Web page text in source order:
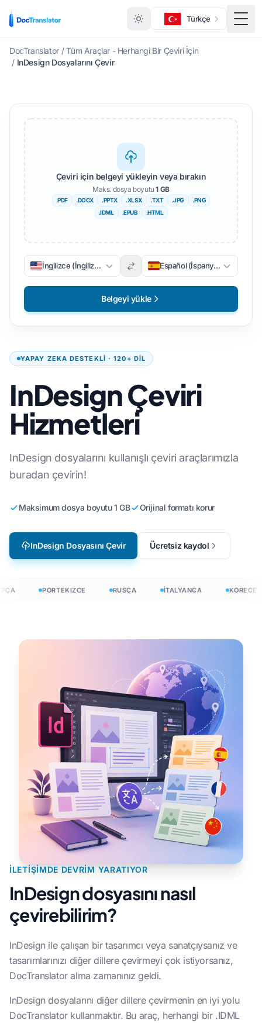
Türkçe
DocTranslator / Tüm Araçlar - Herhangi Bir Çeviri İçin
/ InDesign Dosyalarını Çevir
YAPAY ZEKA DESTEKLI · 120+ DIL
InDesign Çeviri
Hizmetleri
InDesign dosyalarını kullanışlı çeviri araçlarımızla
buradan çevirin!
Maksimum dosya boyutu 1 GB Orijinal formatı korur
InDesign Dosyasını Çevir Ücretsiz kaydol
Çeviri için belgeyi yükleyin veya bırakın
Maks. dosya boyutu1 GB
.PDF .DOCX .PPTX .XLSX .TXT .JPG
.PNG
.IDML
.EPUB .HTML
İngilizce (İngilizce) Español (İspanyolca)
Belgeyi yükle
PORTEKIZCE RUSÇA İTALYANCA KORECE
İLETIŞIMDE DEVRIM YARATIYOR
InDesign dosyasını nasıl
çevirebilirim?
InDesign ile çalışan bir tasarımcı veya sanatçıysanız ve
tasarımlarınızı diğer dillere çevirmeyi çok istiyorsanız,
DocTranslator alma zamanınız geldi.
InDesign dosyalarını diğer dillere çevirmenin en iyi yolu
DocTranslator kullanmaktır. Bu araç, herhangi bir .IDML